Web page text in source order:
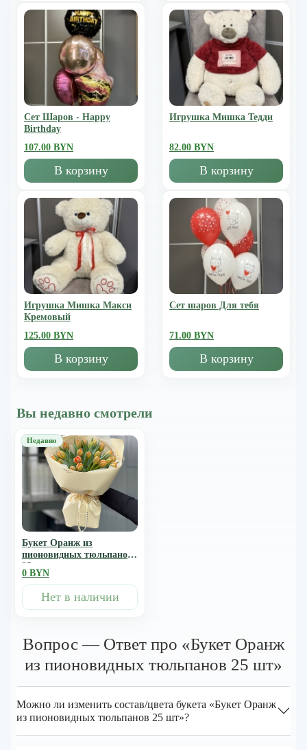
Сет Шаров - Happy
Birthday
107.00 BYN
В корзину
Игрушка Мишка Тедди
82.00 BYN
В корзину
Игрушка Мишка Mакси
Кремовый
125.00 BYN
В корзину
Сет шаров Для тебя
71.00 BYN
В корзину
Вы недавно смотрели
Букет Оранж из
пионовидных тюльпанов
25 шт
0 BYN
Нет в наличии
Вопрос — Ответ про «Букет Оранж
из пионовидных тюльпанов 25 шт»
Можно ли изменить состав/цвета букета «Букет Оранж
из пионовидных тюльпанов 25 шт»?